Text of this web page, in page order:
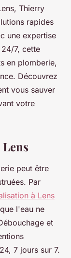
Thierry
rapides
une expertise
7, cette
en plomberie,
Découvrez
vous sauver
votre
Lens
peut être
Par
à Lens
l'eau ne
et
7 jours sur 7.